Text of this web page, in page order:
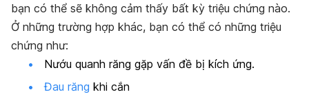
bạn có thể sẽ không cảm thấy bất kỳ triệu chứng nào.
Ở những trường hợp khác, bạn có thể có những triệu
chứng như:
Nướu quanh răng gặp vấn đề bị kích ứng.
Đau răng khi cắn